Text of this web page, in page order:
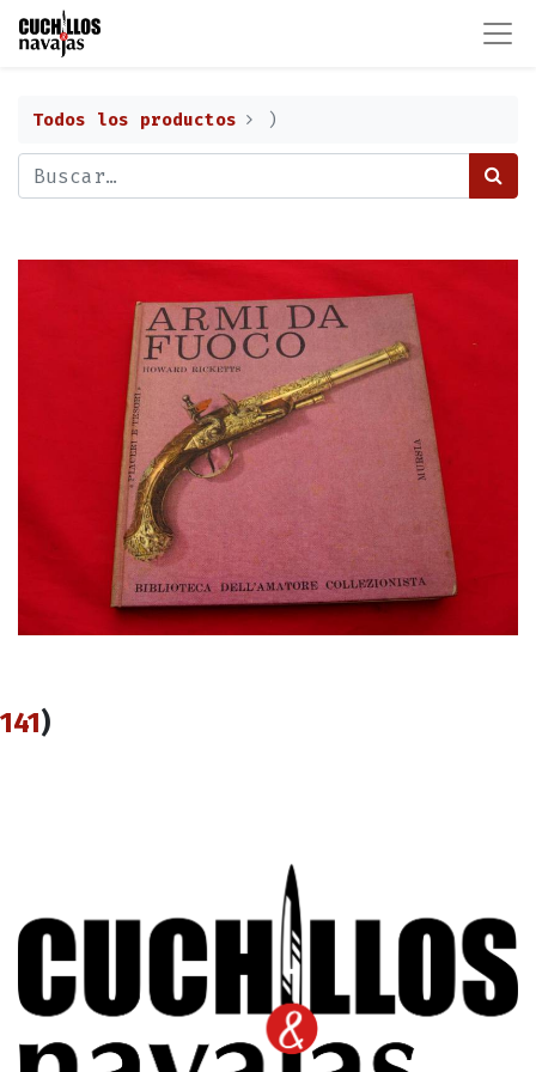
Todos los productos )
141)